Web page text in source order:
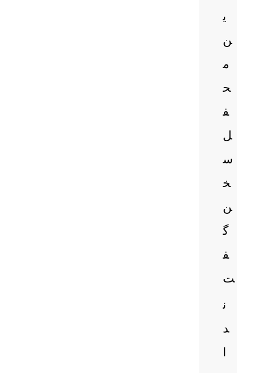
ی
ن
م
ح
ف
ل
س
خ
ن
گ
ف
ت
ن
د
ا